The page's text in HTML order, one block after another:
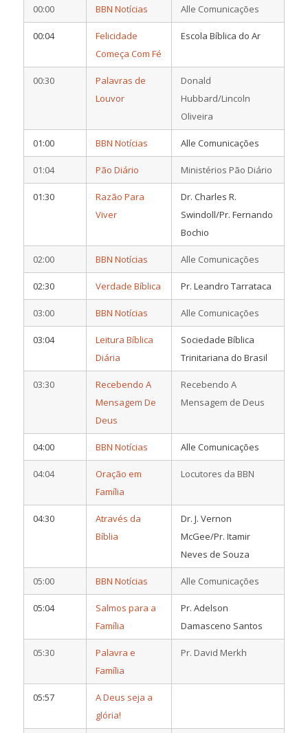
00:00 BBN Notícias Alle Comunicações
00:04
Felicidade
Começa Com Fé
Escola Bíblica do Ar
00:30
Palavras de
Louvor
Donald
Hubbard/Lincoln
Oliveira
01:00 BBN Notícias Alle Comunicações
01:04 Pão Diário Ministérios Pão Diário
01:30
Razão Para
Viver
Dr. Charles R.
Swindoll/Pr. Fernando
Bochio
02:00 BBN Notícias Alle Comunicações
02:30 Verdade Bíblica Pr. Leandro Tarrataca
03:00 BBN Notícias Alle Comunicações
03:04
Leitura Bíblica
Diária
Sociedade Bíblica
Trinitariana do Brasil
03:30
Recebendo A
Mensagem De
Deus
Recebendo A
Mensagem de Deus
04:00 BBN Notícias Alle Comunicações
04:04
Oração em
Família
Locutores da BBN
04:30
Através da
Bíblia
Dr. J. Vernon
McGee/Pr. Itamir
Neves de Souza
05:00 BBN Notícias Alle Comunicações
05:04
Salmos para a
Família
Pr. Adelson
Damasceno Santos
05:30
Palavra e
Família
Pr. David Merkh
05:57
A Deus seja a
glória!